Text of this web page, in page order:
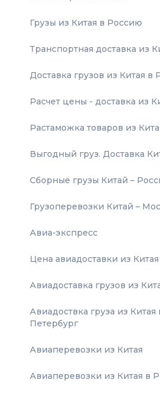
Грузы из Китая в Россию
Транспортная доставка из
Доставка грузов из Китая в
Расчет цены - доставка из
Растаможка товаров из
Выгодный груз. Доставка
Сборные грузы Китай –
Грузоперевозки Китай –
Авиа-экспресс
Цена авиадоставки из Китая
Авиадоставка грузов из
Авиадоствка груза из Китая
Петербург
Авиаперевозки из Китая
Авиаперевозки из Китая в